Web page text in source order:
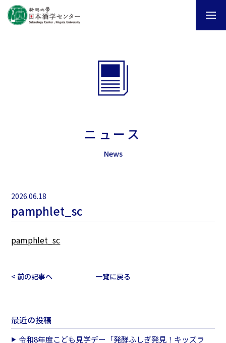
ニュース
News
2026.06.18
pamphlet_sc
pamphlet_sc
< 前の記事へ 一覧に戻る
最近の投稿
令和8年度こども見学デー「発酵ふしぎ発見！キッズラ